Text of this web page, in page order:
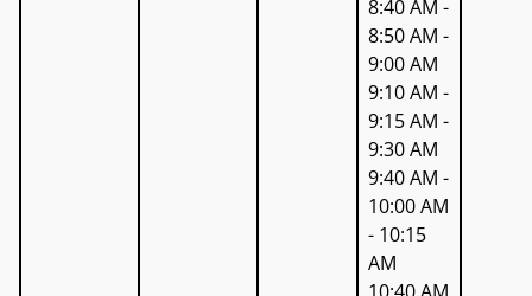
8:40 AM -
8:50 AM -
9:00 AM
9:10 AM -
9:15 AM -
9:30 AM
9:40 AM -
10:00 AM
- 10:15
AM